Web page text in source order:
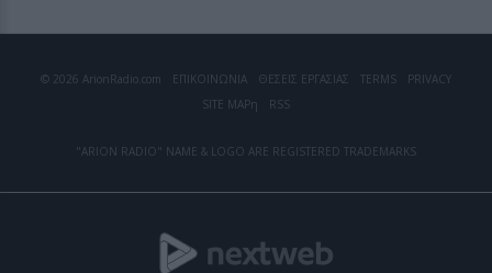
© 2026 ArionRadio.com ΕΠΙΚΟΙΝΩΝΙΑ ΘΕΣΕΙΣ ΕΡΓΑΣΙΑΣ TERMS
PRIVACY
SITE MAPη RSS
"ARION RADIO" NAME & LOGO ARE REGISTERED TRADEMARKS